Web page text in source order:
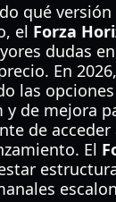
qué
el Forza
dudas
En
las
y de mejora
de acceder
El